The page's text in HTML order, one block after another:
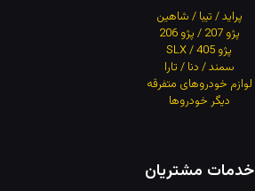
پراید / تیبا / شاهین
پژو 207 / پژو 206
پژو 405 / SLX
سمند / دنا / تارا
لوازم خودروهای متفرقه
دیگر خودروها
خدمات مشتریان